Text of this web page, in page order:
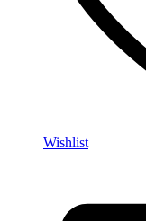
Wishlist